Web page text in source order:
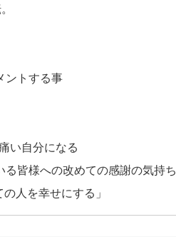
ントする事
い自分になる
皆様への改めての感謝の気持ち
人を幸せにする」